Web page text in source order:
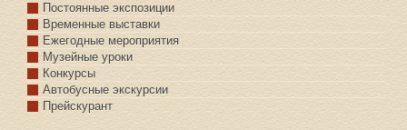
Постоянные экспозиции
Временные выставки
Ежегодные мероприятия
Музейные уроки
Конкурсы
Автобусные экскурсии
Прейскурант